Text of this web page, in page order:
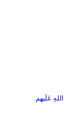
عَلَیهم.